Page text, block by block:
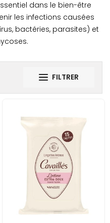
dans le bien-être
les infections causées
bactéries, parasites) et
FILTRER